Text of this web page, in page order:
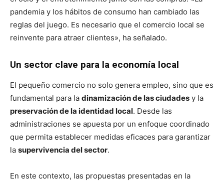
pandemia y los hábitos de consumo han cambiado las
reglas del juego. Es necesario que el comercio local se
reinvente para atraer clientes», ha señalado.
Un sector clave para la economía local
El pequeño comercio no solo genera empleo, sino que es
fundamental para la dinamización de las ciudades y la
preservación de la identidad local. Desde las
administraciones se apuesta por un enfoque coordinado
que permita establecer medidas eficaces para garantizar
la supervivencia del sector.
En este contexto, las propuestas presentadas en la